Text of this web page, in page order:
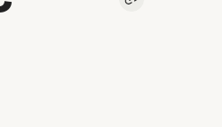
Kopieer link